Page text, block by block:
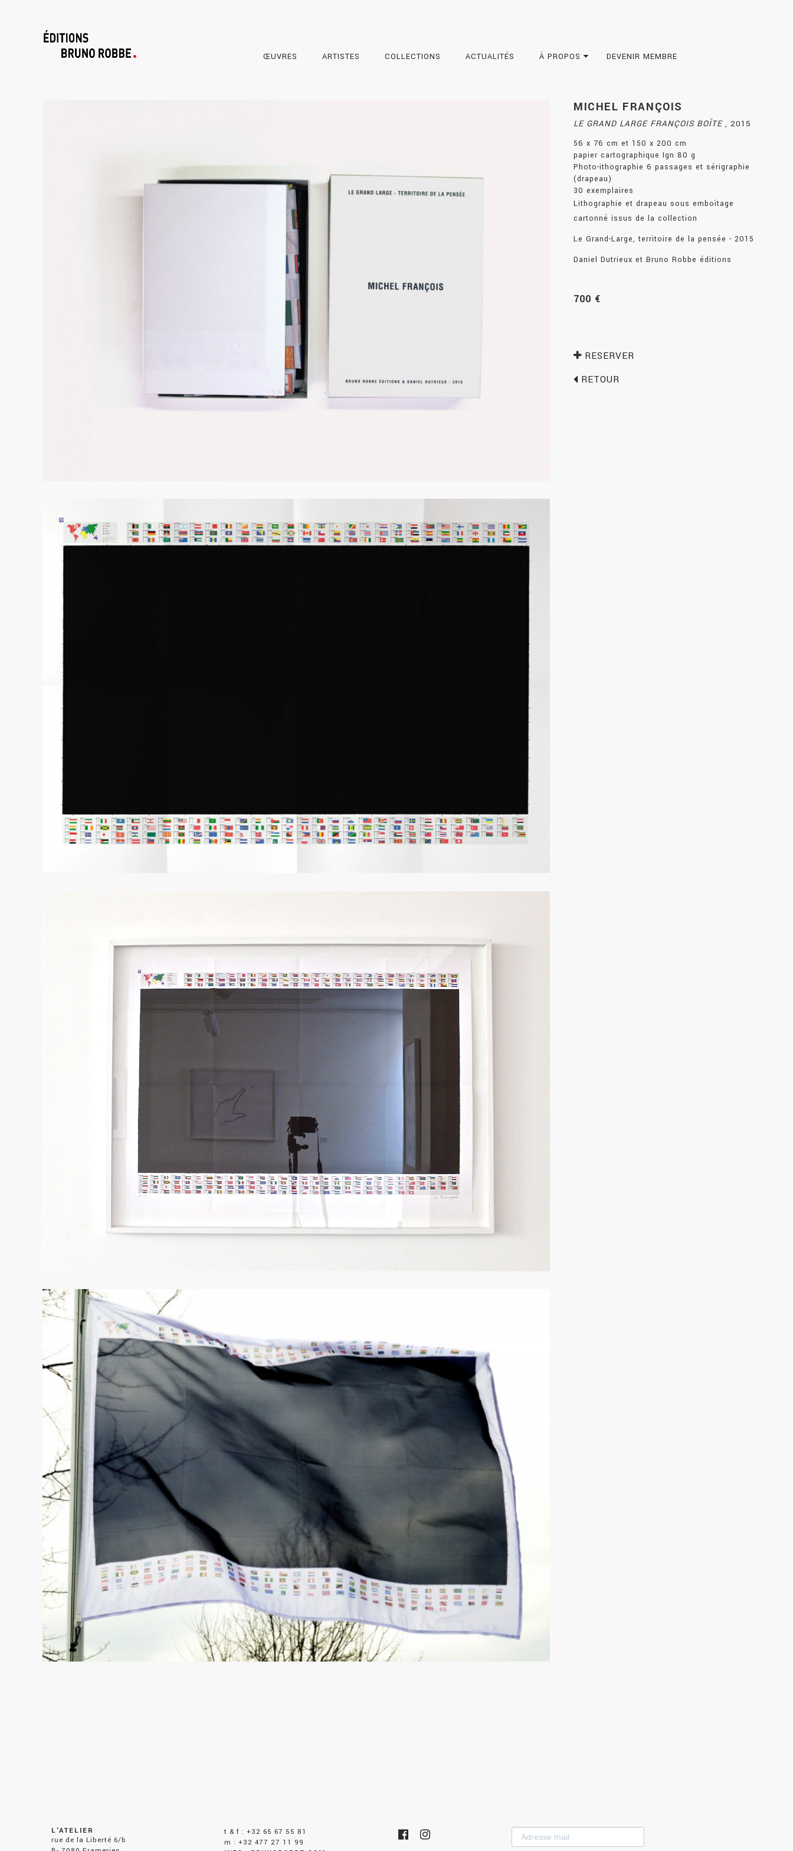
ŒUVRES ARTISTES COLLECTIONS ACTUALITÉS À PROPOS DEVENIR MEMBRE
MICHEL FRANÇOIS
LE GRAND LARGE FRANÇOIS BOÎTE , 2015
56 x 76 cm et 150 x 200 cm
papier cartographique Ign 80 g
Photo-ithographie 6 passages et sérigraphie
(drapeau)
30 exemplaires
Lithographie et drapeau sous emboîtage
cartonné issus de la collection
Le Grand-Large, territoire de la pensée - 2015
Daniel Dutrieux et Bruno Robbe éditions
700 €
RESERVER
RETOUR
L'ATELIER
rue de la Liberté 6/b
t & f : +32 65 67 55 81
m : +32 477 27 11 99
Adresse
mail